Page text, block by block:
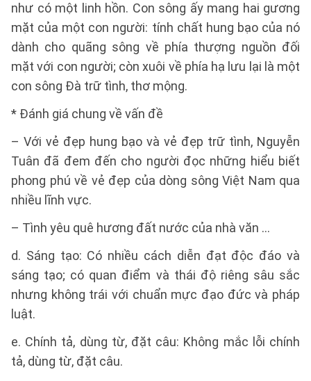
như có một linh hồn. Con sông ấy mang hai gương
mặt của một con người: tính chất hung bạo của nó
dành cho quãng sông về phía thượng nguồn đối
mặt với con người; còn xuôi về phía hạ lưu lại là một
con sông Đà trữ tình, thơ mộng.
* Đánh giá chung về vấn đề
– Với vẻ đẹp hung bạo và vẻ đẹp trữ tình, Nguyễn
Tuân đã đem đến cho người đọc những hiểu biết
phong phú về vẻ đẹp của dòng sông Việt Nam qua
nhiều lĩnh vực.
– Tình yêu quê hương đất nước của nhà văn …
d. Sáng tạo: Có nhiều cách diễn đạt độc đáo và
sáng tạo; có quan điểm và thái độ riêng sâu sắc
nhưng không trái với chuẩn mực đạo đức và pháp
luật.
e. Chính tả, dùng từ, đặt câu: Không mắc lỗi chính
tả, dùng từ, đặt câu.